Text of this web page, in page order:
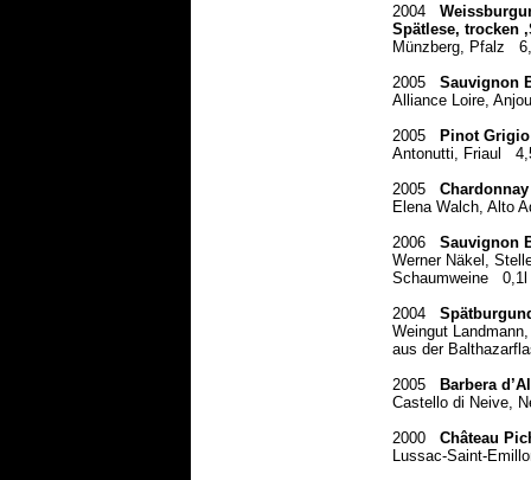
2004
Spätlese, trocken
Münzberg, Pfalz
2005
Sauvignon
Alliance Loire, Anjou
2005
Pinot Grigio
Antonutti,
Friaul
2005
Elena Walch, Alto
2006
Sauvignon
Werner Näkel,
Schaumweine
0,1l
2004
Weingut
aus der
2005
Barbera
Castello di Neive,
2000
Château
Lussac-Saint-